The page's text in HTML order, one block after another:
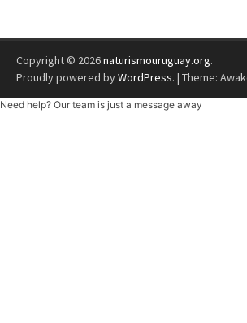
Copyright © 2026naturismouruguay.org.
Proudly powered byWordPress. | Theme:
Need help? Our team is just a message away